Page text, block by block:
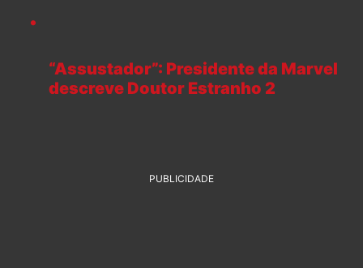
“Assustador”: Presidente da Marvel
descreve Doutor Estranho 2
PUBLICIDADE